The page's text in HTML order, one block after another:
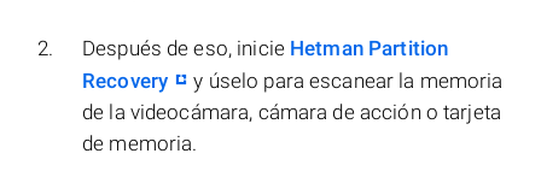
Después de eso, inicie Hetman Partition
Recovery
y úselo para escanear la memoria
de la videocámara, cámara de acción o tarjeta
de memoria.